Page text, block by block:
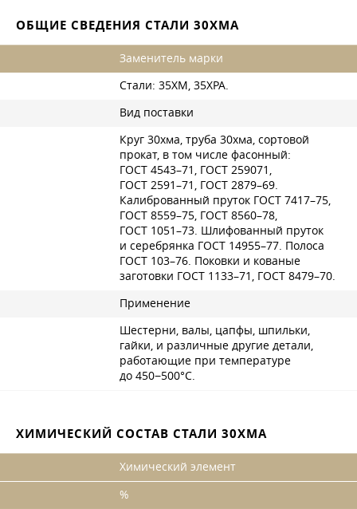
ОБЩИЕ СВЕДЕНИЯ СТАЛИ 30ХМА
Заменитель марки
Стали: 35ХМ, 35ХРА.
Вид поставки
Круг 30хма, труба 30хма, сортовой
прокат, в том числе фасонный:
ГОСТ 4543–71 , ГОСТ 259071 ,
ГОСТ 2591–71 , ГОСТ 2879–69.
Калиброванный пруток ГОСТ 7417–75,
ГОСТ 8559–75, ГОСТ 8560–78,
ГОСТ 1051–73. Шлифованный пруток
и серебрянка ГОСТ 14955–77. Полоса
ГОСТ 103–76. Поковки и кованые
заготовки ГОСТ 1133–71 , ГОСТ 8479–70.
Применение
Шестерни, валы, цапфы, шпильки,
гайки, и различные другие детали,
работающие при температуре
до 450−500°С.
ХИМИЧЕСКИЙ СОСТАВ СТАЛИ 30ХМА
Химический элемент
%